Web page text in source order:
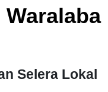
Selera Lokal